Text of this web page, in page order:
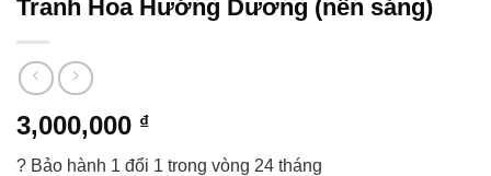
Tranh Hoa Hướng Dương (nền sáng)
3,000,000 ₫
? Bảo hành 1 đổi 1 trong vòng 24 tháng